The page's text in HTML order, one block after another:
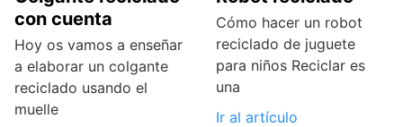
con cuenta
Hoy os vamos a enseñar
a elaborar un colgante
reciclado usando el
muelle
Cómo hacer un robot
reciclado de juguete
para niños Reciclar es
una
Ir al artículo